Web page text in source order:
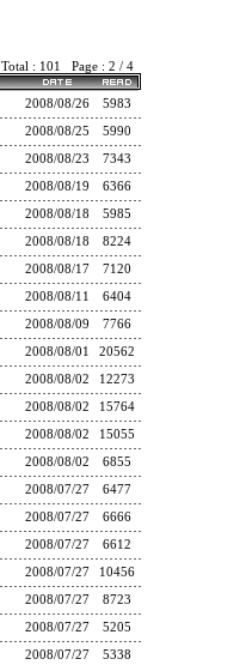
Total : 101 Page : 2 / 4
2008/08/26 5983
2008/08/25 5990
2008/08/23 7343
2008/08/19 6366
2008/08/18 5985
2008/08/18 8224
2008/08/17 7120
2008/08/11 6404
2008/08/09 7766
2008/08/01 20562
2008/08/02 12273
2008/08/02 15764
2008/08/02 15055
2008/08/02 6855
2008/07/27 6477
2008/07/27 6666
2008/07/27 6612
2008/07/27 10456
2008/07/27 8723
2008/07/27 5205
2008/07/27 5338